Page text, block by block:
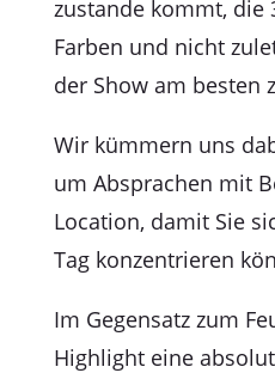
zustande kommt, die
Farben und nicht
der Show am besten
Wir kümmern uns
um Absprachen mit
Location, damit Sie
Tag konzentrieren
Im Gegensatz zum
Highlight eine